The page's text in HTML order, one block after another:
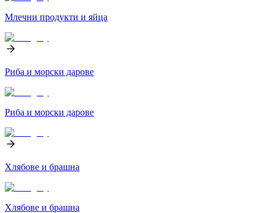
Млечни продукти и яйца
Риба и морски дарове
Риба и морски дарове
Хлябове и брашна
Хлябове и брашна